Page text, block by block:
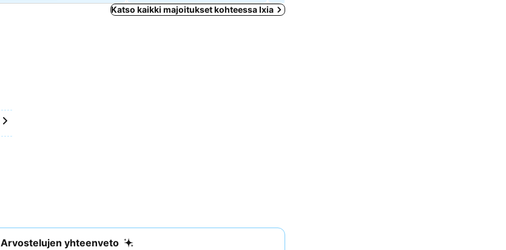
Katso kaikki majoitukset kohteessa Ixia
Arvostelujen yhteenveto